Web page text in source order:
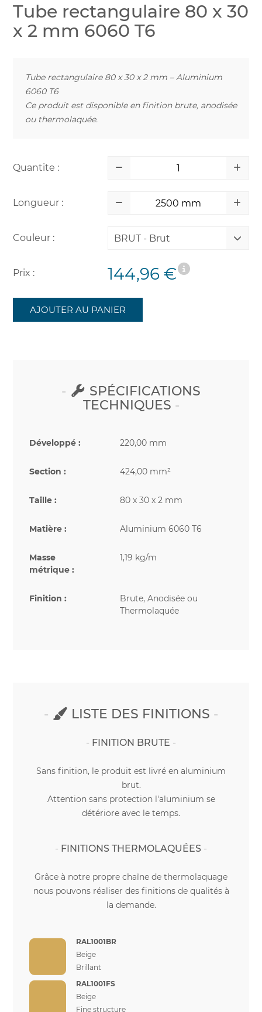
Tube rectangulaire 80 x 30
x 2 mm 6060 T6
Tube rectangulaire 80 x 30 x 2 mm – Aluminium
6060 T6
Ce produit est disponible en finition brute, anodisée
ou thermolaquée.
Quantite :
Longueur :
Couleur : BRUT - Brut
Prix : 144,96 €
AJOUTER AU PANIER
SPÉCIFICATIONS
TECHNIQUES
Développé : 220,00 mm
Section : 424,00 mm²
Taille : 80 x 30 x 2 mm
Matière : Aluminium 6060 T6
Masse
métrique :
1,19 kg/m
Finition :
Brute, Anodisée ou
Thermolaquée
LISTE DES FINITIONS
FINITION BRUTE
Sans finition, le produit est livré en aluminium
brut.
Attention sans protection l'aluminium se
détériore avec le temps.
FINITIONS THERMOLAQUÉES
Grâce à notre propre chaîne de thermolaquage
nous pouvons réaliser des finitions de qualités à
la demande.
RAL1001BR
Beige
Brillant
RAL1001FS
Beige
Fine structure